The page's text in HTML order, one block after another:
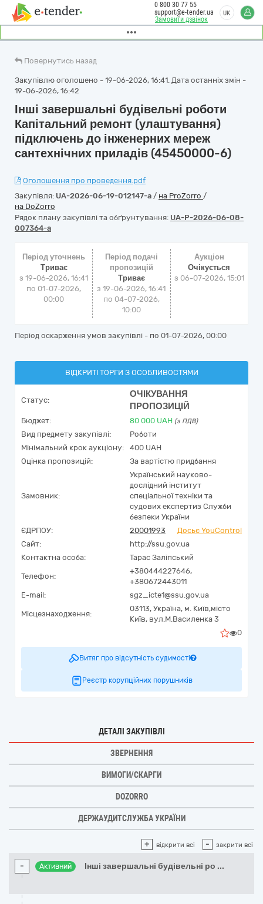
Замовити дзвінок
0 800 30 77 55
support@e-tender.ua
UK
Повернутись назад
Закупівлю оголошено - 19-06-2026, 16:41. Дата останніх змін -
19-06-2026, 16:42
Інші завершальні будівельні роботи
Капітальний ремонт (улаштування)
підключень до інженерних мереж
сантехнічних приладів (45450000-6)
Оголошення про проведення.pdf
Закупівля: UA-2026-06-19-012147-a / на ProZorro /
на DoZorro
Рядок плану закупівлі та обґрунтування: UA-P-2026-06-08-
007364-a
Період уточнень
Триває
з 19-06-2026, 16:41
по 01-07-2026,
00:00
Період подачі
пропозицій
Триває
з 19-06-2026, 16:41
по 04-07-2026,
10:00
Аукціон
Очікується
з 06-07-2026, 15:01
Період оскарження умов закупівлі - по 01-07-2026, 00:00
ВІДКРИТІ ТОРГИ З ОСОБЛИВОСТЯМИ
Статус:
ОЧІКУВАННЯ
ПРОПОЗИЦІЙ
Бюджет: 80 000 UAH (з ПДВ)
Вид предмету закупівлі:
Роботи
Мінімальний крок аукціону:
400 UAH
Оцінка пропозицій:
За вартістю придбання
Замовник:
Український науково-
дослідний інститут
спеціальної техніки та
судових експертиз Служби
безпеки України
ЄДРПОУ:
20001993
Досьє YouControl
Сайт:
http://ssu.gov.ua
Контактна особа:
Тарас Заліпський
Телефон:
+380444227646,
+380672443011
E-mail:
sgz_icte1@ssu.gov.ua
Місцезнаходження:
03113, Україна, м. Київ,місто
Київ, вул.М.Василенка 3
0
Витяг про відсутність судимості
Реєстр корупційних порушників
ДЕТАЛІ ЗАКУПІВЛІ
ЗВЕРНЕННЯ
ВИМОГИ/СКАРГИ
DOZORRO
ДЕРЖАУДИТСЛУЖБА УКРАЇНИ
+ відкрити всі - закрити всі
- Активний Інші завершальні будівельні ро ...